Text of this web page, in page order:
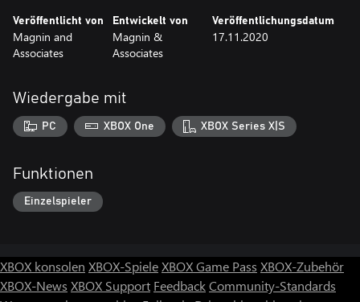
Windows 10 UWP (Universal Windows Platform) plays on
Windows 10 PC or Xbox. PC uses mouse, keyboard, and
Veröffentlicht von
Magnin and
Associates
Entwickelt von
Magnin &
Associates
Veröffentlichungsdatum
17.11.2020
Wiedergabe mit
PC XBOX One XBOX Series X|S
Funktionen
Einzelspieler
XBOX konsolen XBOX-SpieleXBOX Game Pass XBOX-Zubehör
XBOX-News XBOX Support FeedbackCommunity-Standards